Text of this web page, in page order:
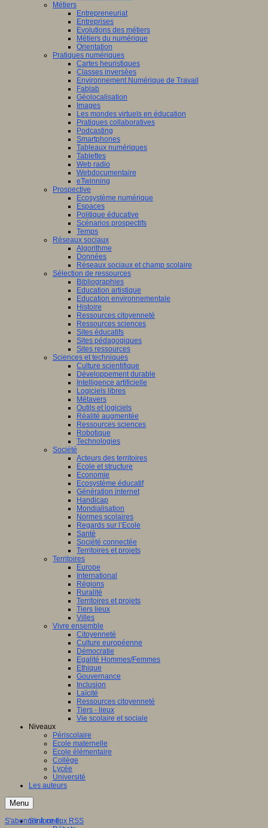
Métiers
Entrepreneuriat
Entreprises
Evolutions des métiers
Métiers du numérique
Orientation
Pratiques numériques
Cartes heuristiques
Classes inversées
Environnement Numérique de Travail
Fablab
Géolocalisation
Images
Les mondes virtuels en éducation
Pratiques collaboratives
Podcasting
Smartphones
Tableaux numériques
Tablettes
Web radio
Webdocumentaire
eTwinning
Prospective
Ecosystème numérique
Espaces
Politique éducative
Scénarios prospectifs
Temps
Réseaux sociaux
Algorithme
Données
Réseaux sociaux et champ scolaire
Sélection de ressources
Bibliographies
Education artistique
Education environnementale
Histoire
Ressources citoyenneté
Ressources sciences
Sites éducatifs
Sites pédagogiques
Sites ressources
Sciences et techniques
Culture scientifique
Développement durable
Intelligence artificielle
Logiciels libres
Métavers
Outils et logiciels
Réalité augmentée
Ressources sciences
Robotique
Technologies
Société
Acteurs des territoires
Ecole et structure
Economie
Ecosystème éducatif
Génération internet
Handicap
Mondialisation
Normes scolaires
Regards sur l’Ecole
Santé
Société connectée
Territoires et projets
Territoires
Europe
International
Régions
Ruralité
Territoires et projets
Tiers lieux
Villes
Vivre ensemble
Citoyenneté
Culture européenne
Démocratie
Egalité Hommes/Femmes
Ethique
Gouvernance
Inclusion
Laïcité
Ressources citoyenneté
Tiers - lieux
Vie scolaire et sociale
Niveaux
Périscolaire
Ecole maternelle
Ecole élémentaire
Collège
Lycée
Université
Les auteurs
Menu
S'informer
S'abonner à ce flux RSS